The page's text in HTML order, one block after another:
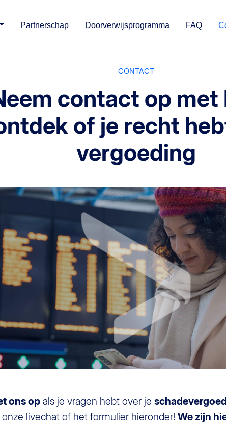
Partnerschap Doorverwijsprogramma FAQ
CONTACT
contact op met
of je recht
vergoeding
ons opals je vragen hebt over je
livechat of het formulier hieronder! We zijn